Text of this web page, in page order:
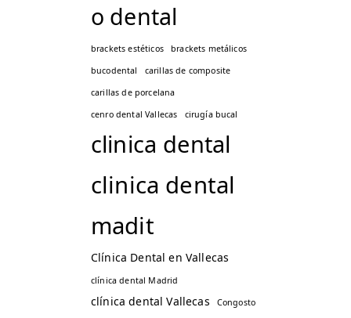
o dental
brackets estéticos
brackets metálicos
bucodental
carillas de composite
carillas de porcelana
cenro dental Vallecas
cirugía bucal
clinica dental
clinica dental
madit
Clínica Dental en Vallecas
clínica dental Madrid
clínica dental Vallecas
Congosto